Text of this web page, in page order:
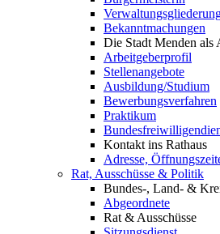
Bekanntmachungen
Die Stadt Menden als
Arbeitgeberprofil
Stellenangebote
Ausbildung/Studium
Bewerbungsverfahren
Praktikum
Kontakt ins Rathaus
Adresse,
Rat, Ausschüsse & Politik
Bundes-, Land- &
Abgeordnete
Rat & Ausschüsse